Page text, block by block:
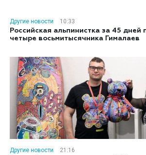
Другие новости
10:33
Российская альпинистка за 45 дней
четыре восьмитысячника Гималаев
Другие новости
21:16